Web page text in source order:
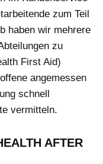
zum Teil
haben wir mehrere
zu
First Aid)
angemessen
schnell
vermitteln.
AFTER W